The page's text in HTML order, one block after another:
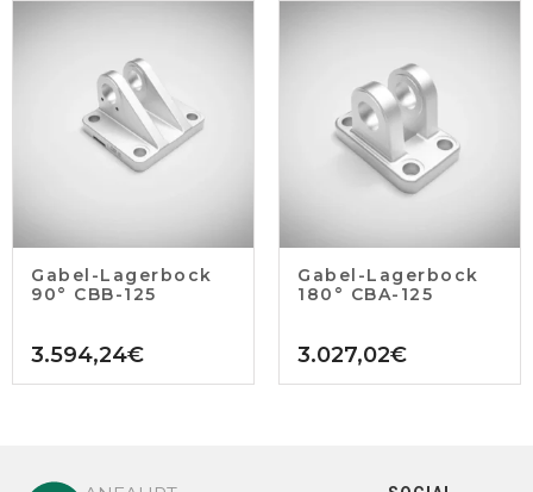
Gabel-Lagerbock
90° CBB-125
3.594,24€
Gabel-Lagerbock
180° CBA-125
3.027,02€